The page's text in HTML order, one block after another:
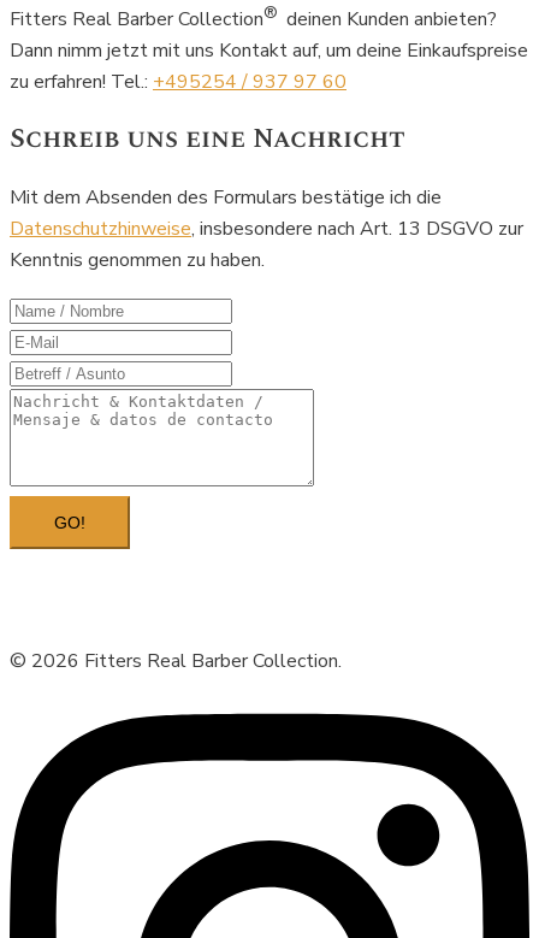
Fitters Real Barber Collection® deinen Kunden anbieten?
Dann nimm jetzt mit uns Kontakt auf, um deine Einkaufspreise
zu erfahren! Tel.: +495254 / 937 97 60
Schreib uns eine Nachricht
Mit dem Absenden des Formulars bestätige ich die
Datenschutzhinweise, insbesondere nach Art. 13 DSGVO zur
Kenntnis genommen zu haben.
GO!
© 2026 Fitters Real Barber Collection.